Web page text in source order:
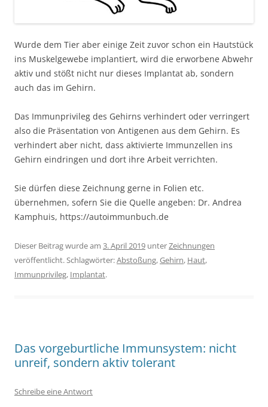
Wurde dem Tier aber einige Zeit zuvor schon ein Hautstück
ins Muskelgewebe implantiert, wird die erworbene Abwehr
aktiv und stößt nicht nur dieses Implantat ab, sondern
auch das im Gehirn.
Das Immunprivileg des Gehirns verhindert oder verringert
also die Präsentation von Antigenen aus dem Gehirn. Es
verhindert aber nicht, dass aktivierte Immunzellen ins
Gehirn eindringen und dort ihre Arbeit verrichten.
Sie dürfen diese Zeichnung gerne in Folien etc.
übernehmen, sofern Sie die Quelle angeben: Dr. Andrea
Kamphuis, https://autoimmunbuch.de
Dieser Beitrag wurde am 3. April 2019 unterZeichnungen
veröffentlicht. Schlagwörter:Abstoßung,Gehirn, Haut,
Immunprivileg, Implantat.
Das vorgeburtliche Immunsystem: nicht
unreif, sondern aktiv tolerant
Schreibe eine Antwort